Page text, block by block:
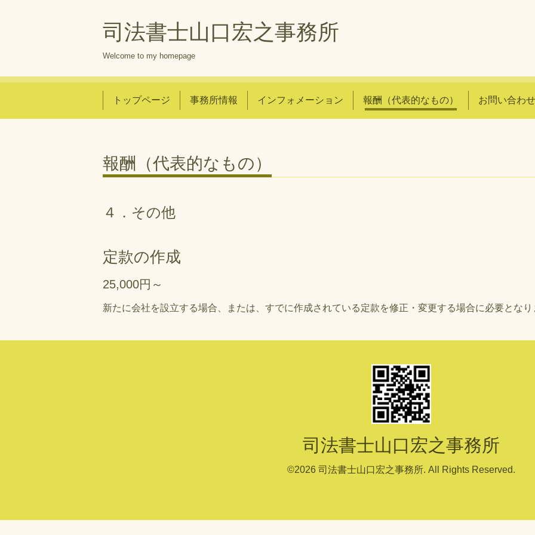
司法書士山口宏之事務所
Welcome to my homepage
トップページ 事務所情報 インフォメーション 報酬（代表的なもの） お問い合わせ
報酬（代表的なもの）
４．その他
定款の作成
25,000円～
新たに会社を設立する場合、または、すでに作成されている定款を修正・変更する場合に必要となり
司法書士山口宏之事務所
©2026 司法書士山口宏之事務所. All Rights Reserved.